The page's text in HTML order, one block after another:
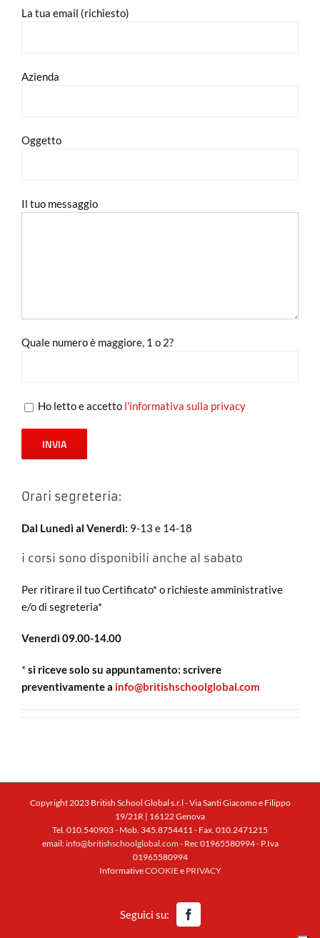
La tua email (richiesto)
Azienda
Oggetto
Il tuo messaggio
Quale numero è maggiore, 1 o 2?
Ho letto e accetto l'informativa sulla privacy
Orari segreteria:
Dal Lunedì al Venerdì: 9-13 e 14-18
i corsi sono disponibili anche al sabato
Per ritirare il tuo Certificato* o richieste amministrative
e/o di segreteria*
Venerdì 09.00-14.00
* si riceve solo su appuntamento: scrivere
preventivamente a info@britishschoolglobal.com
Copyright 2023 British School Global s.r.l - Via Santi Giacomo e Filippo
19/21R | 16122 Genova
Tel. 010.540903 - Mob. 345.8754411 - Fax. 010.2471215
email: info@britishschoolglobal.com - Rec 01965580994 - P.Iva
01965580994
InformativeCOOKIEe PRIVACY
Facebook